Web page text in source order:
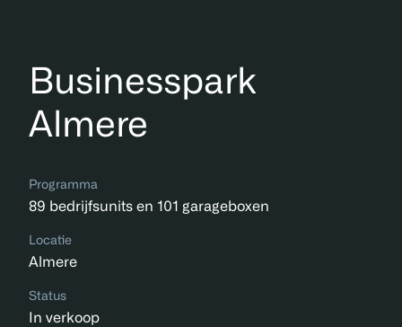
Businesspark
Almere
Programma
89 bedrijfsunits en 101 garageboxen
Locatie
Almere
Status
In verkoop